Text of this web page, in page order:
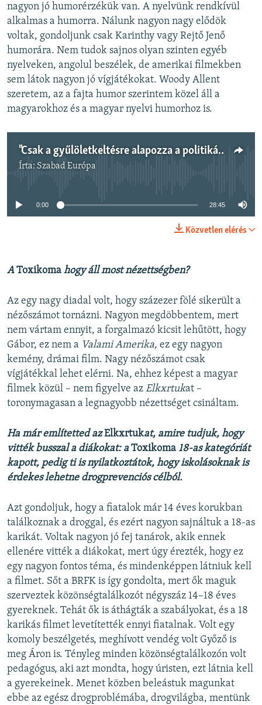
nagyon jó humorérzékük van. A nyelvünk rendkívül
alkalmas a humorra. Nálunk nagyon nagy elődök
voltak, gondoljunk csak Karinthy vagy Rejtő Jenő
humorára. Nem tudok sajnos olyan szinten egyéb
nyelveken, angolul beszélek, de amerikai filmekben
sem látok nagyon jó vígjátékokat. Woody Allent
szeretem, az a fajta humor szerintem közel áll a
magyarokhoz és a magyar nyelvi humorhoz is.
"Csak a gyűlöletkeltésre alapozza a politikát és a kampányt a kormány"
Írta: Szabad Európa
Jelenleg nincs elérhető tartalom
0:00 28:45
Közvetlen elérés
AToxikoma hogy áll most nézettségben?
Az egy nagy diadal volt, hogy százezer fölé sikerült a
nézőszámot tornázni. Nagyon megdöbbentem, mert
nem vártam ennyit, a forgalmazó kicsit lehűtött, hogy
Gábor, ez nem a Valami Amerika, ez egy nagyon
kemény, drámai film. Nagy nézőszámot csak
vígjátékkal lehet elérni. Na, ehhez képest a magyar
filmek közül – nem figyelve az Elkxrtukat –
toronymagasan a legnagyobb nézettséget csináltam.
Ha már említetted azElkxrtukat, amire tudjuk, hogy
vitték busszal a diákokat: aToxikoma 18-as kategóriát
kapott, pedig ti is nyilatkoztátok, hogy iskolásoknak is
érdekes lehetne drogprevenciós célból.
Azt gondoljuk, hogy a fiatalok már 14 éves korukban
találkoznak a droggal, és ezért nagyon sajnáltuk a 18-as
karikát. Voltak nagyon jó fej tanárok, akik ennek
ellenére vitték a diákokat, mert úgy érezték, hogy ez
egy nagyon fontos téma, és mindenképpen látniuk kell
a filmet. Sőt a BRFK is így gondolta, mert ők maguk
szerveztek közönségtalálkozót négyszáz 14–18 éves
gyereknek. Tehát ők is áthágták a szabályokat, és a 18
karikás filmet levetítették ennyi fiatalnak. Volt egy
komoly beszélgetés, meghívott vendég volt Győző is
meg Áron is. Tényleg minden közönségtalálkozón volt
pedagógus, aki azt mondta, hogy úristen, ezt látnia kell
a gyerekeinek. Menet közben beleástuk magunkat
ebbe az egész drogproblémába, drogvilágba, mentünk